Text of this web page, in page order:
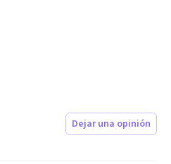
Dejar una opinión